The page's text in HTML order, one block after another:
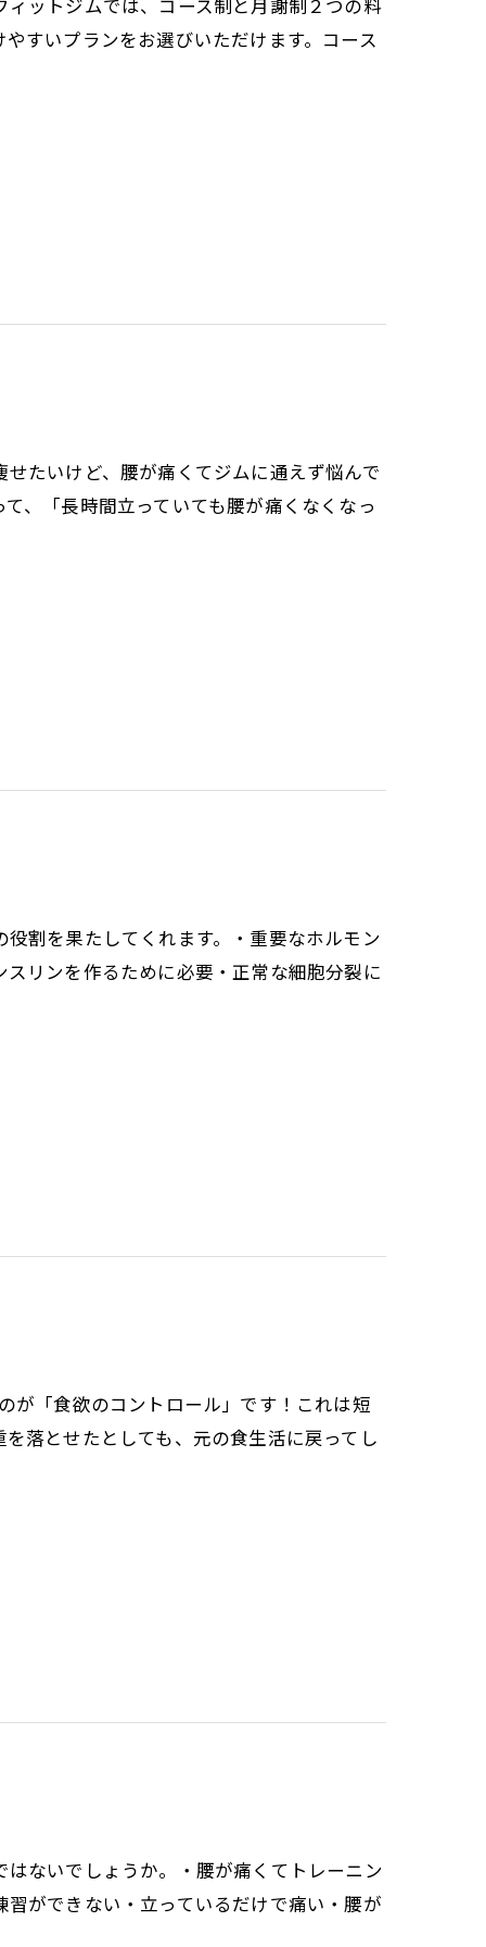
すいプランをお選びいただけます。コース
たいけど、腰が痛くてジムに通えず悩んで
、「長時間立っていても腰が痛くなくなっ
割を果たしてくれます。・重要なホルモン
リンを作るために必要・正常な細胞分裂に
が「食欲のコントロール」です！これは短
落とせたとしても、元の食生活に戻ってし
ないでしょうか。・腰が痛くてトレーニン
ができない・立っているだけで痛い・腰が